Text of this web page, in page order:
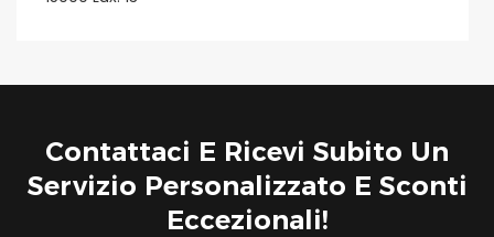
Contattaci E Ricevi Subito Un
Servizio Personalizzato E Sconti
Eccezionali!